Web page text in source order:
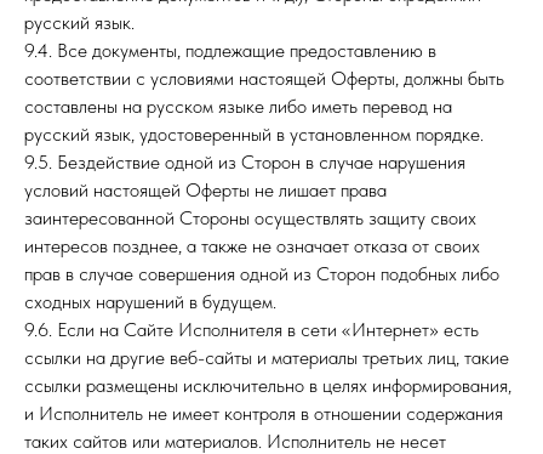
русский язык.
9.4. Все документы, подлежащие предоставлению в
соответствии с условиями настоящей Оферты, должны быть
составлены на русском языке либо иметь перевод на
русский язык, удостоверенный в установленном порядке.
9.5. Бездействие одной из Сторон в случае нарушения
условий настоящей Оферты не лишает права
заинтересованной Стороны осуществлять защиту своих
интересов позднее, а также не означает отказа от своих
прав в случае совершения одной из Сторон подобных либо
сходных нарушений в будущем.
9.6. Если на Сайте Исполнителя в сети «Интернет» есть
ссылки на другие веб-сайты и материалы третьих лиц, такие
ссылки размещены исключительно в целях информирования,
и Исполнитель не имеет контроля в отношении содержания
таких сайтов или материалов. Исполнитель не несет